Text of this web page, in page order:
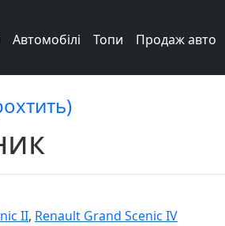
Автомобілі Топи Продаж авто
II, Renault Grand Scenic IV